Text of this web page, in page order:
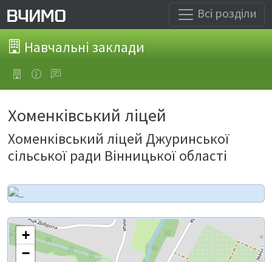
Всі розділи
Навчальні заклади
Хоменківський ліцей
Хоменківський ліцей Джуринської
сільської ради Вінницької області
+
−